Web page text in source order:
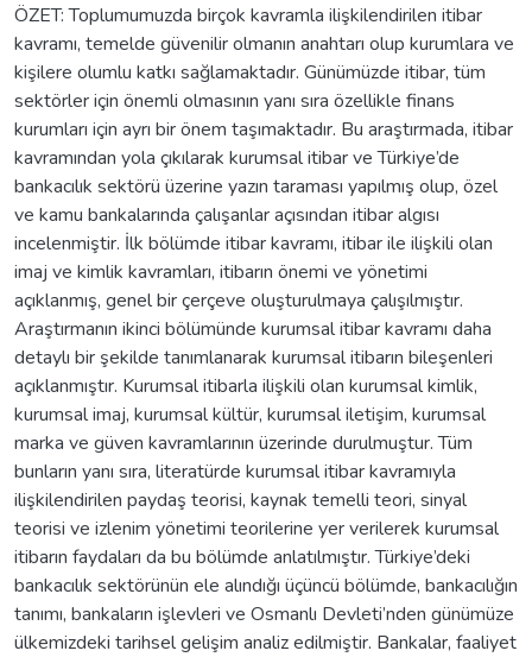
ÖZET: Toplumumuzda birçok kavramla ilişkilendirilen itibar
kavramı, temelde güvenilir olmanın anahtarı olup kurumlara ve
kişilere olumlu katkı sağlamaktadır. Günümüzde itibar, tüm
sektörler için önemli olmasının yanı sıra özellikle finans
kurumları için ayrı bir önem taşımaktadır. Bu araştırmada, itibar
kavramından yola çıkılarak kurumsal itibar ve Türkiye’de
bankacılık sektörü üzerine yazın taraması yapılmış olup, özel
ve kamu bankalarında çalışanlar açısından itibar algısı
incelenmiştir. İlk bölümde itibar kavramı, itibar ile ilişkili olan
imaj ve kimlik kavramları, itibarın önemi ve yönetimi
açıklanmış, genel bir çerçeve oluşturulmaya çalışılmıştır.
Araştırmanın ikinci bölümünde kurumsal itibar kavramı daha
detaylı bir şekilde tanımlanarak kurumsal itibarın bileşenleri
açıklanmıştır. Kurumsal itibarla ilişkili olan kurumsal kimlik,
kurumsal imaj, kurumsal kültür, kurumsal iletişim, kurumsal
marka ve güven kavramlarının üzerinde durulmuştur. Tüm
bunların yanı sıra, literatürde kurumsal itibar kavramıyla
ilişkilendirilen paydaş teorisi, kaynak temelli teori, sinyal
teorisi ve izlenim yönetimi teorilerine yer verilerek kurumsal
itibarın faydaları da bu bölümde anlatılmıştır. Türkiye’deki
bankacılık sektörünün ele alındığı üçüncü bölümde, bankacılığın
tanımı, bankaların işlevleri ve Osmanlı Devleti’nden günümüze
ülkemizdeki tarihsel gelişim analiz edilmiştir. Bankalar, faaliyet